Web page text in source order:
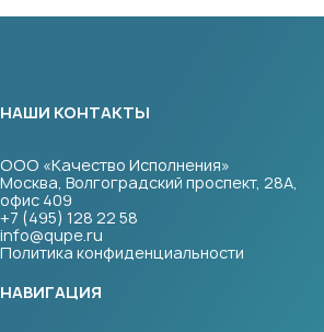
НАШИ КОНТАКТЫ
ООО «Качество Исполнения»
Москва, Волгоградский проспект, 28А,
офис 409
+7 (495) 128 22 58
info@qupe.ru
Политика конфиденциальности
НАВИГАЦИЯ